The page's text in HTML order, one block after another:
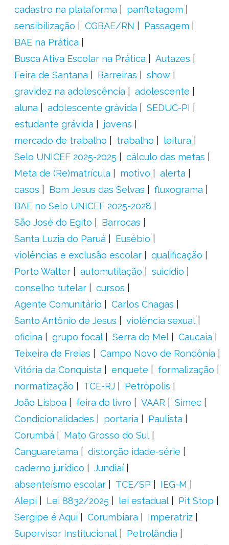
cadastro na plataforma
panfletagem
sensibilização
CGBAE/RN
Passagem
BAE na Prática
Busca Ativa Escolar na Prática
Autazes
Feira de Santana
Barreiras
show
gravidez na adolescência
adolescente
aluna
adolescente grávida
SEDUC-PI
estudante grávida
jovens
mercado de trabalho
trabalho
leitura
Selo UNICEF 2025-2025
cálculo das metas
Meta de (Re)matrícula
motivo
alerta
casos
Bom Jesus das Selvas
fluxograma
BAE no Selo UNICEF 2025-2028
São José do Egito
Barrocas
Santa Luzia do Paruá
Eusébio
violências e exclusão escolar
qualificação
Porto Walter
automutilação
suicídio
conselho tutelar
cursos
Agente Comunitário
Carlos Chagas
Santo Antônio de Jesus
violência sexual
oficina
grupo focal Serra do Mel
Caucaia
Teixeira de Freias
Campo Novo de Rondônia
Vitória da Conquista
enquete
formalização
normatização
TCE-RJ
Petrópolis
João Lisboa
feira do livro VAAR
Simec
Condicionalidades
portaria
Paulista
Corumbá
Mato Grosso do Sul
Canguaretama
distorção idade-série
caderno jurídico
Jundiaí
absenteísmo escolar
TCE/SP
IEG-M
Alepi
Lei 8832/2025 lei estadual
Pit Stop
Sergipe é Aqui
Corumbiara
Imperatriz
Supervisor Institucional
Petrolândia